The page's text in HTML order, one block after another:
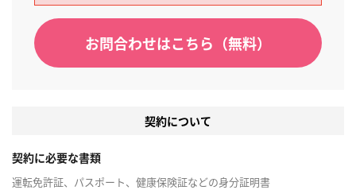
お問合わせはこちら（無料）
契約について
契約に必要な書類
運転免許証、パスポート、健康保険証などの身分証明書